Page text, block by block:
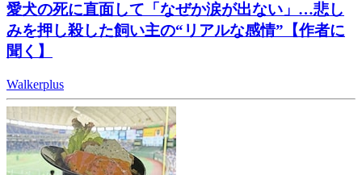
愛犬の死に直面して「なぜか涙が出ない」…悲し
みを押し殺した飼い主の“リアルな感情”【作者に
聞く】
Walkerplus